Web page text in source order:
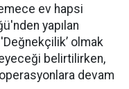
ev hapsi
yapılan
olmak
belirtilirken,
devam